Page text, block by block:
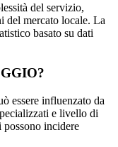
del servizio,
del mercato locale. La
basato su dati
essere influenzato da
e livello di
incidere